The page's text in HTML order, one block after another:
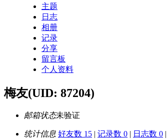
主题
日志
相册
记录
分享
留言板
个人资料
梅友(UID: 87204)
邮箱状态未验证
统计信息 好友数 15 | 记录数 0 | 日志数 0 |